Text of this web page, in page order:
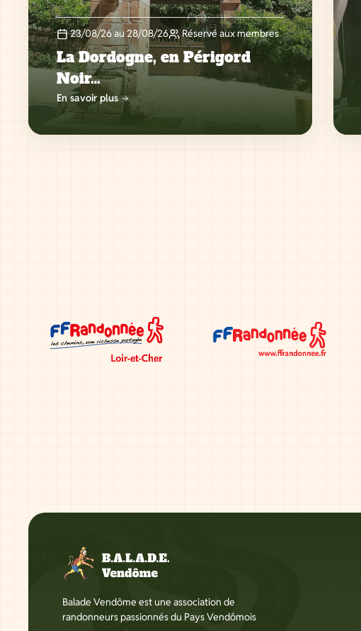
23/08/26 au 28/08/26 Réservé aux membres
La Dordogne, en Périgord
Noir…
En savoir plus
Balade Vendôme est une association de
randonneurs passionnés du Pays Vendômois